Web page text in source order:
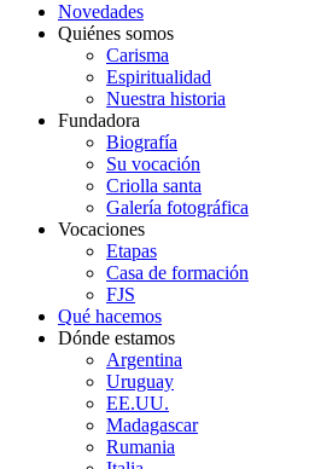
Novedades
Quiénes somos
Carisma
Espiritualidad
Nuestra historia
Fundadora
Biografía
Su vocación
Criolla santa
Galería fotográfica
Vocaciones
Etapas
Casa de formación
FJS
Qué hacemos
Dónde estamos
Argentina
Uruguay
EE.UU.
Madagascar
Rumania